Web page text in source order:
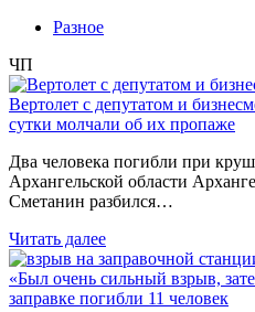
Разное
ЧП
Вертолет с депутатом и
сутки молчали об их пропаже
Два человека погибли при
Архангельской области
Сметанин разбился…
Читать далее
«Был очень сильный взрыв,
заправке погибли 11 человек